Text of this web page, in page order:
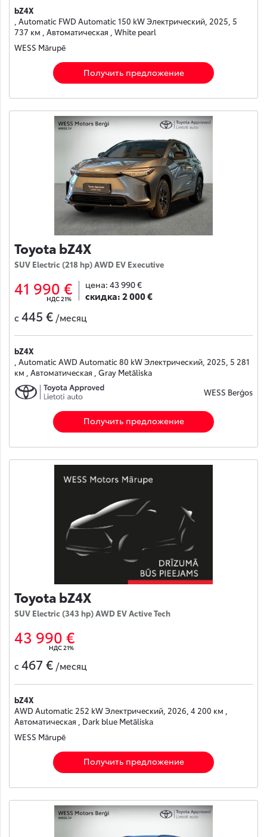
bZ4X
, Automatic FWD Automatic 150 kW Электрический, 2025, 5
737 км , Автоматическая , White pearl
WESS Mārupē
Получить предложение
Toyota bZ4X
SUV Electric (218 hp) AWD EV Executive
41 990 €
НДС 21%
цена: 43 990 €
скидка:2 000 €
с 445 € /месяц
bZ4X
, Automatic AWD Automatic 80 kW Электрический, 2025, 5 281
км , Автоматическая , Gray Metāliska
WESS Berģos
Получить предложение
Toyota bZ4X
SUV Electric (343 hp) AWD EV Active Tech
43 990 €
НДС 21%
с 467 € /месяц
bZ4X
AWD Automatic 252 kW Электрический, 2026, 4 200 км ,
Автоматическая , Dark blue Metāliska
WESS Mārupē
Получить предложение